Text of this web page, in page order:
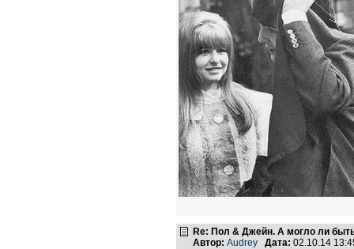
Re: Пол & Джейн. А могло ли
Автор: Audrey Дата: 02.10.14